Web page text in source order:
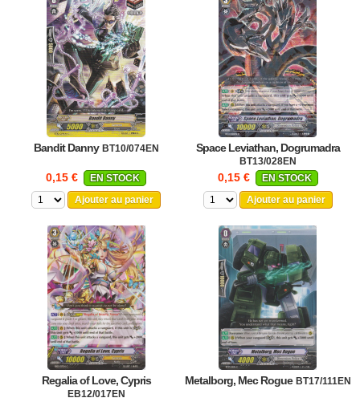
Bandit Danny BT10/074EN
0,15 €
EN STOCK
Ajouter au panier
Space Leviathan, Dogrumadra
BT13/028EN
0,15 €
EN STOCK
Ajouter au panier
Regalia of Love, Cypris
EB12/017EN
Metalborg, Mec Rogue BT17/111EN